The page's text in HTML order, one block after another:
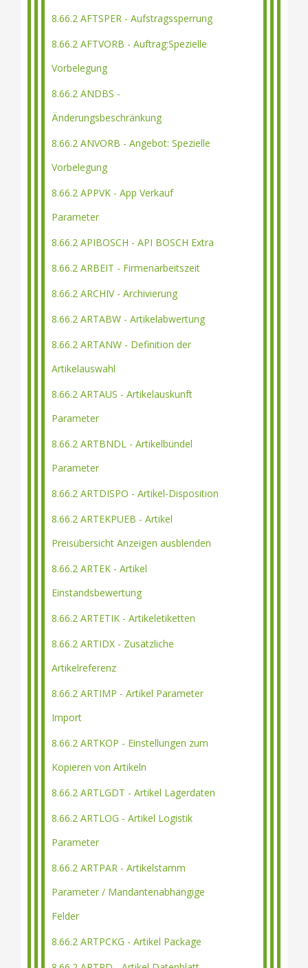
8.66.2 AFTSPER - Aufstragssperrung
8.66.2 AFTVORB - Auftrag:Spezielle
Vorbelegung
8.66.2 ANDBS -
Änderungsbeschränkung
8.66.2 ANVORB - Angebot: Spezielle
Vorbelegung
8.66.2 APPVK - App Verkauf
Parameter
8.66.2 APIBOSCH - API BOSCH Extra
8.66.2 ARBEIT - Firmenarbeitszeit
8.66.2 ARCHIV - Archivierung
8.66.2 ARTABW - Artikelabwertung
8.66.2 ARTANW - Definition der
Artikelauswahl
8.66.2 ARTAUS - Artikelauskunft
Parameter
8.66.2 ARTBNDL - Artikelbündel
Parameter
8.66.2 ARTDISPO - Artikel-Disposition
8.66.2 ARTEKPUEB - Artikel
Preisübersicht Anzeigen ausblenden
8.66.2 ARTEK - Artikel
Einstandsbewertung
8.66.2 ARTETIK - Artikeletiketten
8.66.2 ARTIDX - Zusätzliche
Artikelreferenz
8.66.2 ARTIMP - Artikel Parameter
Import
8.66.2 ARTKOP - Einstellungen zum
Kopieren von Artikeln
8.66.2 ARTLGDT - Artikel Lagerdaten
8.66.2 ARTLOG - Artikel Logistik
Parameter
8.66.2 ARTPAR - Artikelstamm
Parameter / Mandantenabhängige
Felder
8.66.2 ARTPCKG - Artikel Package